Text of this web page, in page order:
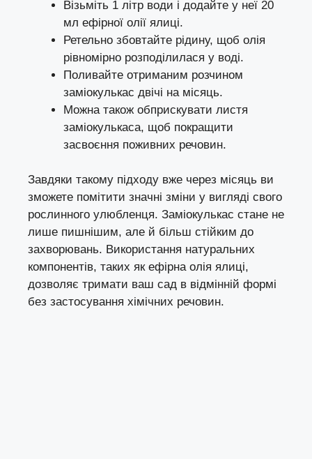
Візьміть 1 літр води і додайте у неї 20
мл ефірної олії ялиці.
Ретельно збовтайте рідину, щоб олія
рівномірно розподілилася у воді.
Поливайте отриманим розчином
заміокулькас двічі на місяць.
Можна також обприскувати листя
заміокулькаса, щоб покращити
засвоєння поживних речовин.
Завдяки такому підходу вже через місяць ви
зможете помітити значні зміни у вигляді свого
рослинного улюбленця. Заміокулькас стане не
лише пишнішим, але й більш стійким до
захворювань. Використання натуральних
компонентів, таких як ефірна олія ялиці,
дозволяє тримати ваш сад в відмінній формі
без застосування хімічних речовин.